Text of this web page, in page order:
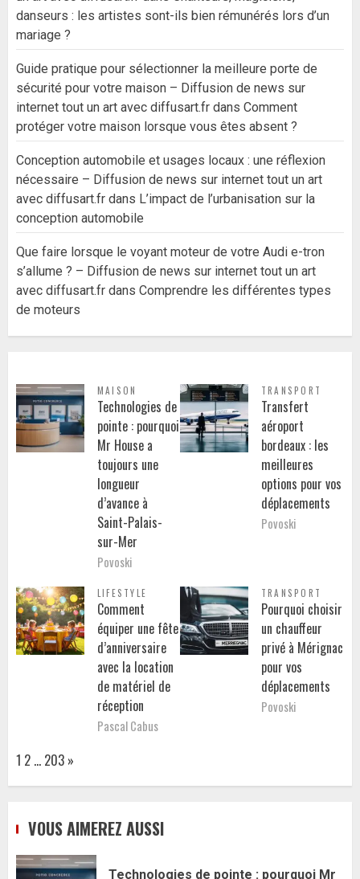
danseurs : les artistes sont-ils bien rémunérés lors d’un
mariage ?
Guide pratique pour sélectionner la meilleure porte de
sécurité pour votre maison – Diffusion de news sur
internet tout un art avec diffusart.fr dans Comment
protéger votre maison lorsque vous êtes absent ?
Conception automobile et usages locaux : une réflexion
nécessaire – Diffusion de news sur internet tout un art
avec diffusart.fr dans L’impact de l’urbanisation sur la
conception automobile
Que faire lorsque le voyant moteur de votre Audi e-tron
s’allume ? – Diffusion de news sur internet tout un art
avec diffusart.fr dans Comprendre les différentes types
de moteurs
MAISON
Technologies de
pointe : pourquoi
Mr House a
toujours une
longueur
d’avance à
Saint-Palais-
sur-Mer
Povoski
TRANSPORT
Transfert
aéroport
bordeaux : les
meilleures
options pour vos
déplacements
Povoski
LIFESTYLE
Comment
équiper une fête
d’anniversaire
avec la location
de matériel de
réception
Pascal Cabus
TRANSPORT
Pourquoi choisir
un chauffeur
privé à Mérignac
pour vos
déplacements
Povoski
Page:
1 2 … 203 Next
»
VOUS AIMEREZ AUSSI
Technologies de pointe : pourquoi Mr